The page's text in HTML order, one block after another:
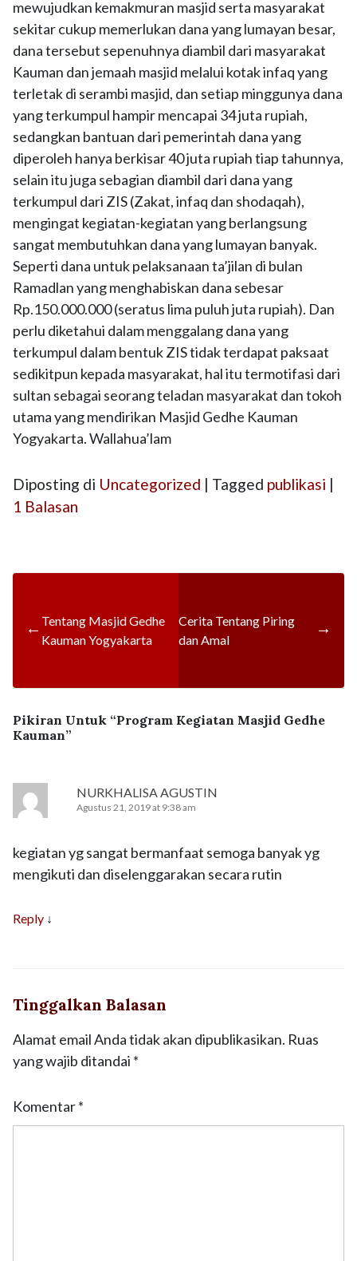
mewujudkan kemakmuran masjid serta masyarakat
sekitar cukup memerlukan dana yang lumayan besar,
dana tersebut sepenuhnya diambil dari masyarakat
Kauman dan jemaah masjid melalui kotak infaq yang
terletak di serambi masjid, dan setiap minggunya dana
yang terkumpul hampir mencapai 34 juta rupiah,
sedangkan bantuan dari pemerintah dana yang
diperoleh hanya berkisar 40 juta rupiah tiap tahunnya,
selain itu juga sebagian diambil dari dana yang
terkumpul dari ZIS (Zakat, infaq dan shodaqah),
mengingat kegiatan-kegiatan yang berlangsung
sangat membutuhkan dana yang lumayan banyak.
Seperti dana untuk pelaksanaan ta’jilan di bulan
Ramadlan yang menghabiskan dana sebesar
Rp.150.000.000 (seratus lima puluh juta rupiah). Dan
perlu diketahui dalam menggalang dana yang
terkumpul dalam bentuk ZIS tidak terdapat paksaat
sedikitpun kepada masyarakat, hal itu termotifasi dari
sultan sebagai seorang teladan masyarakat dan tokoh
utama yang mendirikan Masjid Gedhe Kauman
Yogyakarta. Wallahua’lam
Diposting di Uncategorized | Tagged publikasi |
1 Balasan
← Tentang Masjid Gedhe
Kauman Yogyakarta
Cerita Tentang Piring
dan Amal
→
Pikiran Untuk “Program Kegiatan Masjid Gedhe
Kauman”
NURKHALISA AGUSTIN
Agustus 21, 2019 at 9:38 am
kegiatan yg sangat bermanfaat semoga banyak yg
mengikuti dan diselenggarakan secara rutin
Reply ↓
Tinggalkan Balasan
Alamat email Anda tidak akan dipublikasikan. Ruas
yang wajib ditandai *
Komentar*